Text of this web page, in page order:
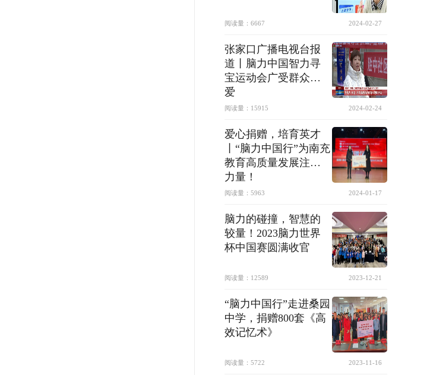
阅读量： 6667 2024-02-27
张家口广播电视台报
道丨脑力中国智力寻
宝运动会广受群众喜
爱
阅读量： 15915 2024-02-24
爱心捐赠，培育英才
丨“脑力中国行”为南充
教育高质量发展注入
力量！
阅读量： 5963 2024-01-17
脑力的碰撞，智慧的
较量！2023脑力世界
杯中国赛圆满收官
阅读量： 12589 2023-12-21
“脑力中国行”走进桑园
中学，捐赠800套《高
效记忆术》
阅读量： 5722 2023-11-16